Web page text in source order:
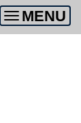
Toggle
MENU